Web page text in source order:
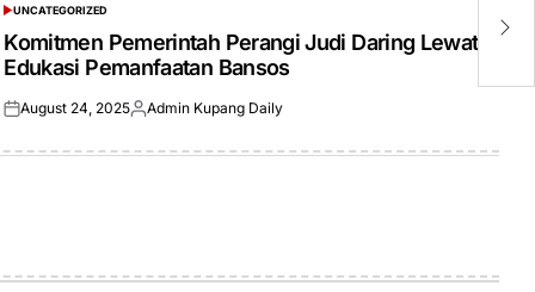
POSTED
IN
UNCATEGORIZED
Komitmen Pemerintah Perangi Judi Daring Lewat
Edukasi Pemanfaatan Bansos
Posted
August 24, 2025Posted
Admin Kupang Daily